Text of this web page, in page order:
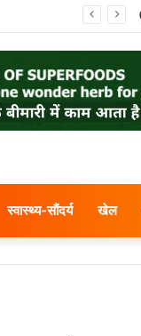
स्वास्थ्य-सौंदर्य खेल